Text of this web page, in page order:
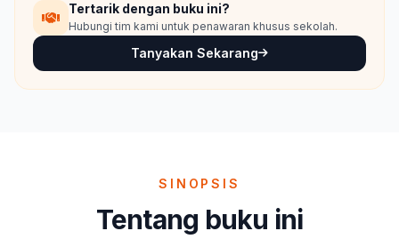
Tertarik dengan buku ini?
Hubungi tim kami untuk penawaran khusus sekolah.
Tanyakan Sekarang
SINOPSIS
Tentang buku ini